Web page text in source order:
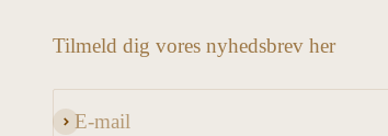
Tilmeld dig vores nyhedsbrev her
E-mail
Abonnér